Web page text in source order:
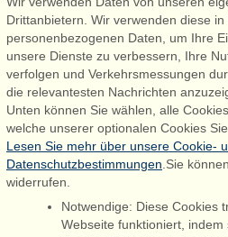
Drittanbietern. Wir verwenden diese
personenbezogenen Daten, um Ihre
unsere Dienste zu verbessern, Ihre
verfolgen und Verkehrsmessungen
die relevantesten Nachrichten
Unten können Sie wählen, alle
welche unserer optionalen Cookies
Lesen Sie mehr über unsere Cookie-
Datenschutzbestimmungen .Sie
widerrufen.
Notwendige: Diese Cookies
Webseite funktioniert, indem